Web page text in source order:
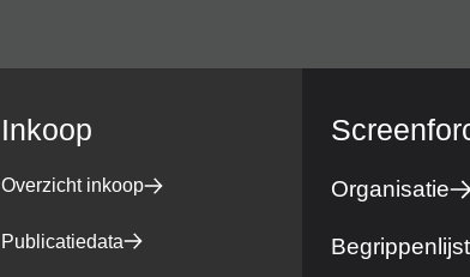
Inkoop
Overzicht inkoop
Publicatiedata
Organisatie
Begrippenlijst